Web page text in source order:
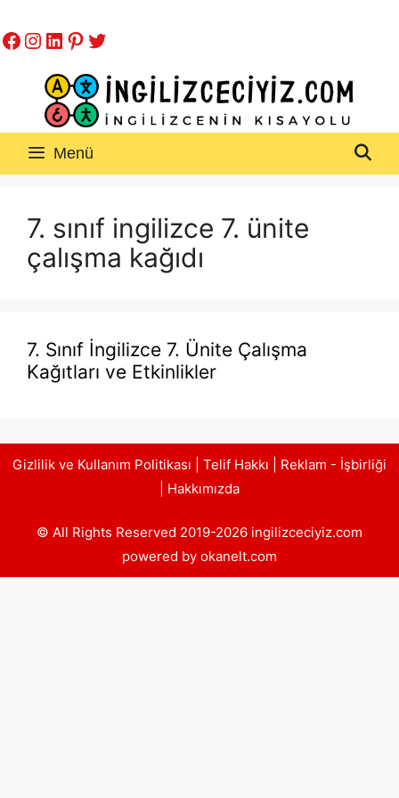
atla
Facebook
Instagram
LinkedIn
Pinterest
Twitter
Menü
7. sınıf ingilizce 7. ünite
çalışma kağıdı
7. Sınıf İngilizce 7. Ünite Çalışma
Kağıtları ve Etkinlikler
Gizlilik ve Kullanım Politikası Telif Hakkı
Reklam - İşbirliği
Hakkımızda
© All Rights Reserved 2019-2026 ingilizceciyiz.com
powered by okanelt.com